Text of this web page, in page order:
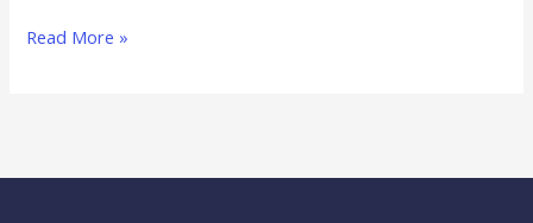
立
時
Read More »